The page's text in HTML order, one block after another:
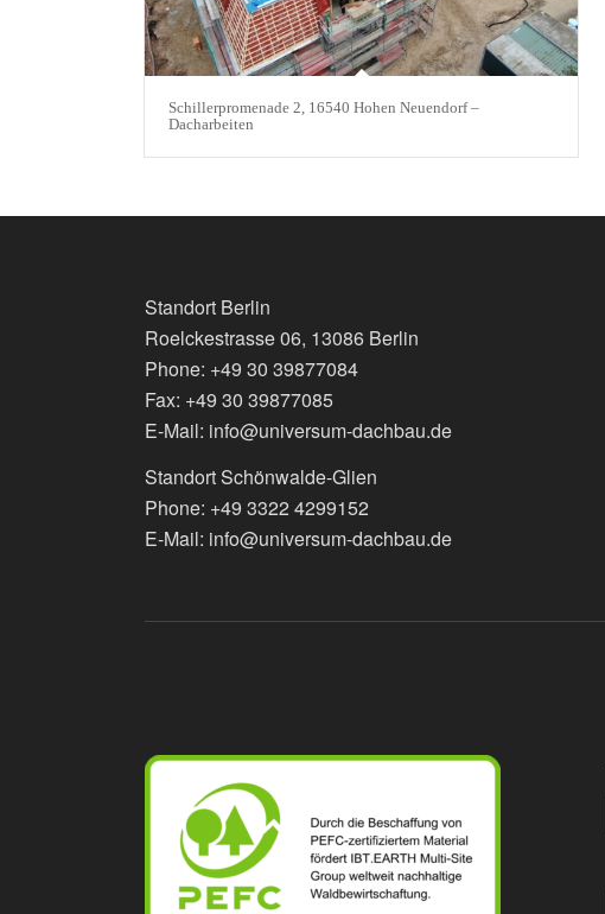
Schillerpromenade 2, 16540 Hohen Neuendorf –
Dacharbeiten
Standort Berlin
Roelckestrasse 06, 13086 Berlin
Phone: +49 30 39877084
Fax: +49 30 39877085
E-Mail: info@universum-dachbau.de
Standort Schönwalde-Glien
Phone: +49 3322 4299152
E-Mail: info@universum-dachbau.de